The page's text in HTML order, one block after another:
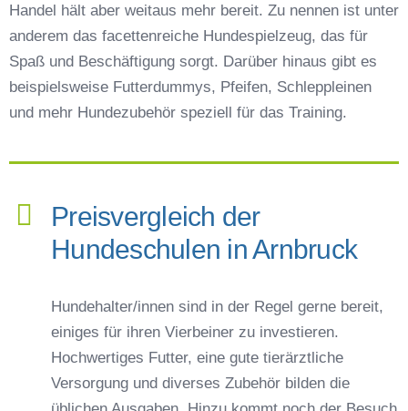
Handel hält aber weitaus mehr bereit. Zu nennen ist unter
anderem das facettenreiche Hundespielzeug, das für
Spaß und Beschäftigung sorgt. Darüber hinaus gibt es
beispielsweise Futterdummys, Pfeifen, Schleppleinen
und mehr Hundezubehör speziell für das Training.
Preisvergleich der
Hundeschulen in Arnbruck
Hundehalter/innen sind in der Regel gerne bereit,
einiges für ihren Vierbeiner zu investieren.
Hochwertiges Futter, eine gute tierärztliche
Versorgung und diverses Zubehör bilden die